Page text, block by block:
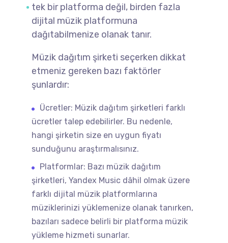
tek bir platforma değil, birden fazla
dijital müzik platformuna
dağıtabilmenize olanak tanır.
Müzik dağıtım şirketi seçerken dikkat
etmeniz gereken bazı faktörler
şunlardır:
Ücretler: Müzik dağıtım şirketleri farklı
ücretler talep edebilirler. Bu nedenle,
hangi şirketin size en uygun fiyatı
sunduğunu araştırmalısınız.
Platformlar: Bazı müzik dağıtım
şirketleri, Yandex Music dâhil olmak üzere
farklı dijital müzik platformlarına
müziklerinizi yüklemenize olanak tanırken,
bazıları sadece belirli bir platforma müzik
yükleme hizmeti sunarlar.